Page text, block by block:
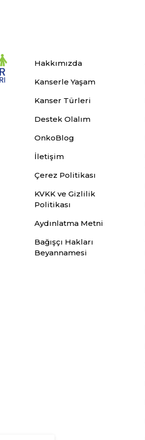
Hakkımızda
Kanserle Yaşam
Kanser Türleri
Destek Olalım
OnkoBlog
İletişim
Çerez Politikası
KVKK ve Gizlilik
Politikası
Aydınlatma Metni
Bağışçı Hakları
Beyannamesi